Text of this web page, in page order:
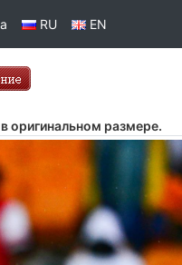
RU EN
оригинальном размере.